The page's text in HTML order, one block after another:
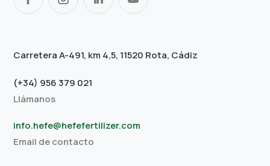
Carretera A-491, km 4,5, 11520 Rota, Cádiz
(+34) 956 379 021
Llámanos
info.hefe@hefefertilizer.com
Email de contacto